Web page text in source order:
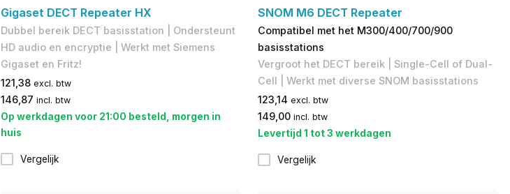
Gigaset DECT Repeater HX
Dubbel bereik DECT basisstation | Ondersteunt
HD audio en encryptie | ​Werkt met Siemens
Gigaset en Fritz!
121,38 excl. btw
146,87 incl. btw
Op werkdagen voor 21:00 besteld, morgen in
huis
Vergelijk
SNOM M6 DECT Repeater
Compatibel met het M300/400/700/900
basisstations
Vergroot het DECT bereik | Single-Cell of Dual-
Cell | Werkt met diverse SNOM basisstations
123,14 excl. btw
149,00 incl. btw
Levertijd 1 tot 3 werkdagen
Vergelijk